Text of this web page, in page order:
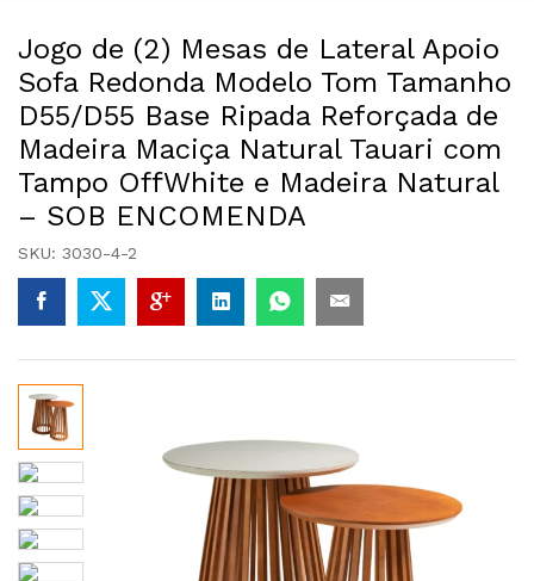
Jogo de (2) Mesas de Lateral Apoio
Sofa Redonda Modelo Tom Tamanho
D55/D55 Base Ripada Reforçada de
Madeira Maciça Natural Tauari com
Tampo OffWhite e Madeira Natural
– SOB ENCOMENDA
SKU: 3030-4-2